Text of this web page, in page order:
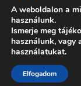
Referenciák
Gyakran
A weboldalon a
használunk.
Ismerje meg
használunk, vagy
használatukat.
Elfogadom